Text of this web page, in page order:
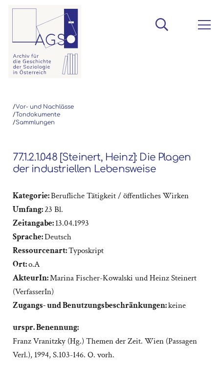
/Vor- und Nachlässe
/Tondokumente
/Sammlungen
77.1.2.1.048 [Steinert, Heinz]: Die Plagen
der industriellen Lebensweise
Kategorie:Berufliche Tätigkeit / öffentliches Wirken
Umfang:23 Bl.
Zeitangabe:13.04.1993
Sprache:Deutsch
Ressourcenart:Typoskript
Ort:o.A
AkteurIn:Marina Fischer-Kowalski und Heinz Steinert
(VerfasserIn)
Zugangs- und Benutzungsbeschränkungen:keine
urspr. Benennung:
Franz Vranitzky (Hg.) Themen der Zeit. Wien (Passagen
Verl.), 1994, S.103-146. O. vorh.